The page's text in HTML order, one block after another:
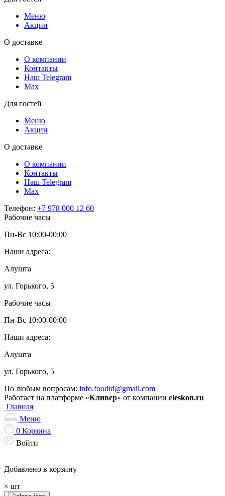
Меню
Акции
О доставке
О компании
Контакты
Наш Telegram
Мах
Для гостей
Меню
Акции
О доставке
О компании
Контакты
Наш Telegram
Мах
Телефон: +7 978 000 12 60
Рабочие часы
Пн-Вс 10:00-00:00
Наши адреса:
Алушта
ул. Горького, 5
Рабочие часы
Пн-Вс 10:00-00:00
Наши адреса:
Алушта
ул. Горького, 5
По любым вопросам: info.foodtd@gmail.com
Работает на платформе «Кливер» от компании eleskon.ru
Главная
Меню
0 Корзина
Войти
Добавлено в корзину
× шт